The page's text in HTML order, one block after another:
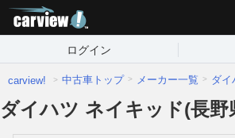
ログイン
carview! 中古車トップ メーカー一覧 ダイ
ダイハツ ネイキッド(長野